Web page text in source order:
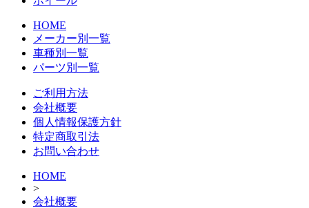
HOME
メーカー別一覧
車種別一覧
パーツ別一覧
ご利用方法
会社概要
個人情報保護方針
特定商取引法
お問い合わせ
HOME
>
会社概要